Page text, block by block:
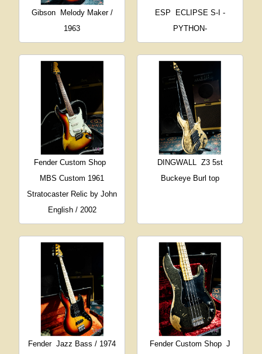
Gibson
Melody Maker /
1963
ESP
ECLIPSE S-I -
PYTHON-
Fender Custom Shop
MBS Custom 1961
Stratocaster Relic by John
English / 2002
DINGWALL Z3 5st
Buckeye Burl top
Fender Jazz Bass / 1974 Fender Custom Shop J